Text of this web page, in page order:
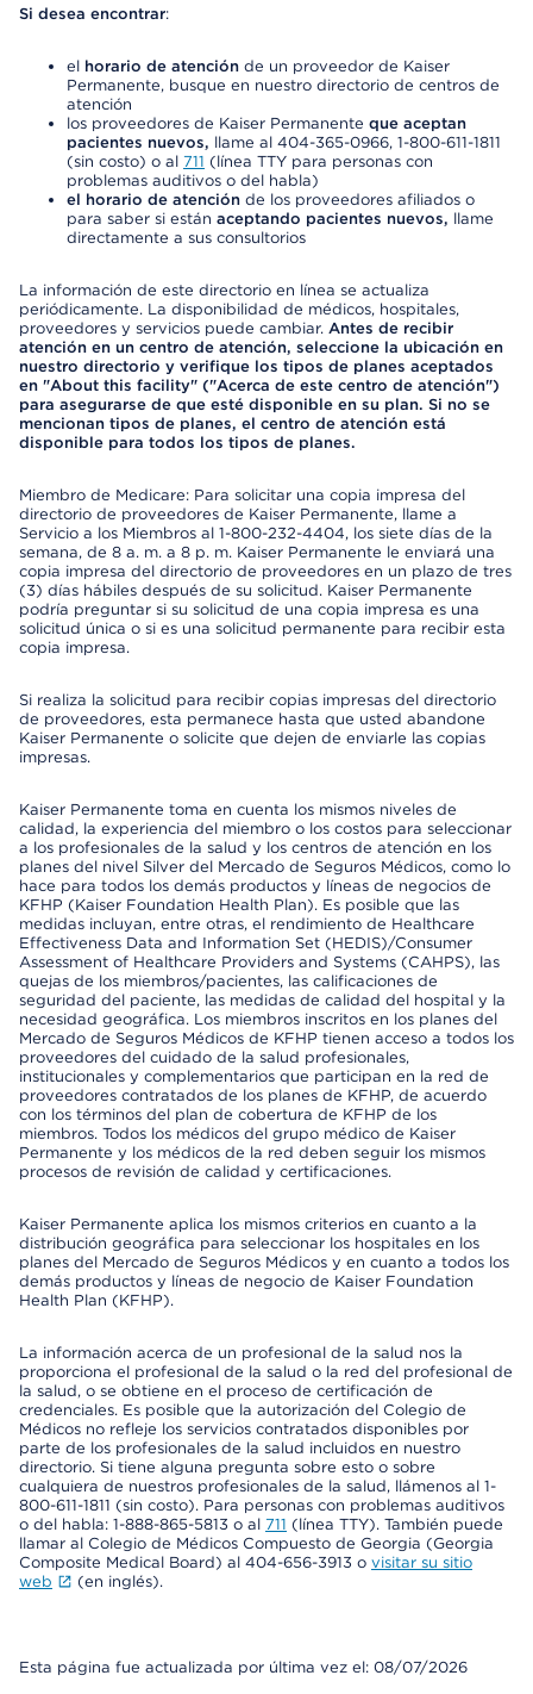
Si desea encontrar:
el horario de atención de un proveedor de Kaiser
Permanente, busque en nuestro directorio de centros de
atención
los proveedores de Kaiser Permanente que aceptan
pacientes nuevos, llame al 404-365-0966, 1-800-611-1811
(sin costo) o al 711 (línea TTY para personas con
problemas auditivos o del habla)
el horario de atención de los proveedores afiliados o
para saber si están aceptando pacientes nuevos, llame
directamente a sus consultorios
La información de este directorio en línea se actualiza
periódicamente. La disponibilidad de médicos, hospitales,
proveedores y servicios puede cambiar. Antes de recibir
atención en un centro de atención, seleccione la ubicación en
nuestro directorio y verifique los tipos de planes aceptados
en "About this facility" ("Acerca de este centro de atención")
para asegurarse de que esté disponible en su plan. Si no se
mencionan tipos de planes, el centro de atención está
disponible para todos los tipos de planes.
Miembro de Medicare: Para solicitar una copia impresa del
directorio de proveedores de Kaiser Permanente, llame a
Servicio a los Miembros al 1-800-232-4404, los siete días de la
semana, de 8 a. m. a 8 p. m. Kaiser Permanente le enviará una
copia impresa del directorio de proveedores en un plazo de tres
(3) días hábiles después de su solicitud. Kaiser Permanente
podría preguntar si su solicitud de una copia impresa es una
solicitud única o si es una solicitud permanente para recibir esta
copia impresa.
Si realiza la solicitud para recibir copias impresas del directorio
de proveedores, esta permanece hasta que usted abandone
Kaiser Permanente o solicite que dejen de enviarle las copias
impresas.
Kaiser Permanente toma en cuenta los mismos niveles de
calidad, la experiencia del miembro o los costos para seleccionar
a los profesionales de la salud y los centros de atención en los
planes del nivel Silver del Mercado de Seguros Médicos, como lo
hace para todos los demás productos y líneas de negocios de
KFHP (Kaiser Foundation Health Plan). Es posible que las
medidas incluyan, entre otras, el rendimiento de Healthcare
Effectiveness Data and Information Set (HEDIS)/Consumer
Assessment of Healthcare Providers and Systems (CAHPS), las
quejas de los miembros/pacientes, las calificaciones de
seguridad del paciente, las medidas de calidad del hospital y la
necesidad geográfica. Los miembros inscritos en los planes del
Mercado de Seguros Médicos de KFHP tienen acceso a todos los
proveedores del cuidado de la salud profesionales,
institucionales y complementarios que participan en la red de
proveedores contratados de los planes de KFHP, de acuerdo
con los términos del plan de cobertura de KFHP de los
miembros. Todos los médicos del grupo médico de Kaiser
Permanente y los médicos de la red deben seguir los mismos
procesos de revisión de calidad y certificaciones.
Kaiser Permanente aplica los mismos criterios en cuanto a la
distribución geográfica para seleccionar los hospitales en los
planes del Mercado de Seguros Médicos y en cuanto a todos los
demás productos y líneas de negocio de Kaiser Foundation
Health Plan (KFHP).
La información acerca de un profesional de la salud nos la
proporciona el profesional de la salud o la red del profesional de
la salud, o se obtiene en el proceso de certificación de
credenciales. Es posible que la autorización del Colegio de
Médicos no refleje los servicios contratados disponibles por
parte de los profesionales de la salud incluidos en nuestro
directorio. Si tiene alguna pregunta sobre esto o sobre
cualquiera de nuestros profesionales de la salud, llámenos al 1-
800-611-1811 (sin costo). Para personas con problemas auditivos
o del habla: 1-888-865-5813 o al 711 (línea TTY). También puede
llamar al Colegio de Médicos Compuesto de Georgia (Georgia
Composite Medical Board) al 404-656-3913 o visitar su sitio
web
(en inglés).
Esta página fue actualizada por última vez el: 08/07/2026